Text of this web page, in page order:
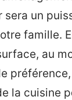
sera un
famille.
au
la cuisine